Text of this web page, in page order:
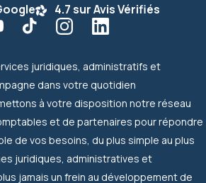
4.7 sur Avis Vérifiés
juridiques, administratifs et
dans votre quotidien
à votre disposition notre réseau
et de partenaires pour répondre
de vos besoins, du plus simple au plus
juridiques, administratives et
jamais un frein au développement de